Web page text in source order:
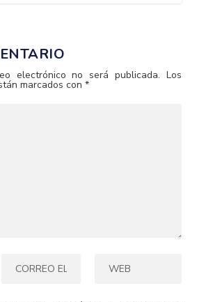
electrónico no será publicada. Los
marcados con*